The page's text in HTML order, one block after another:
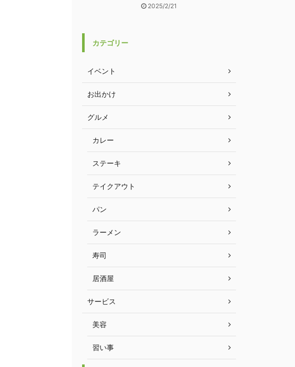
2025/2/21
カテゴリー
イベント
お出かけ
グルメ
カレー
ステーキ
テイクアウト
パン
ラーメン
寿司
居酒屋
サービス
美容
習い事